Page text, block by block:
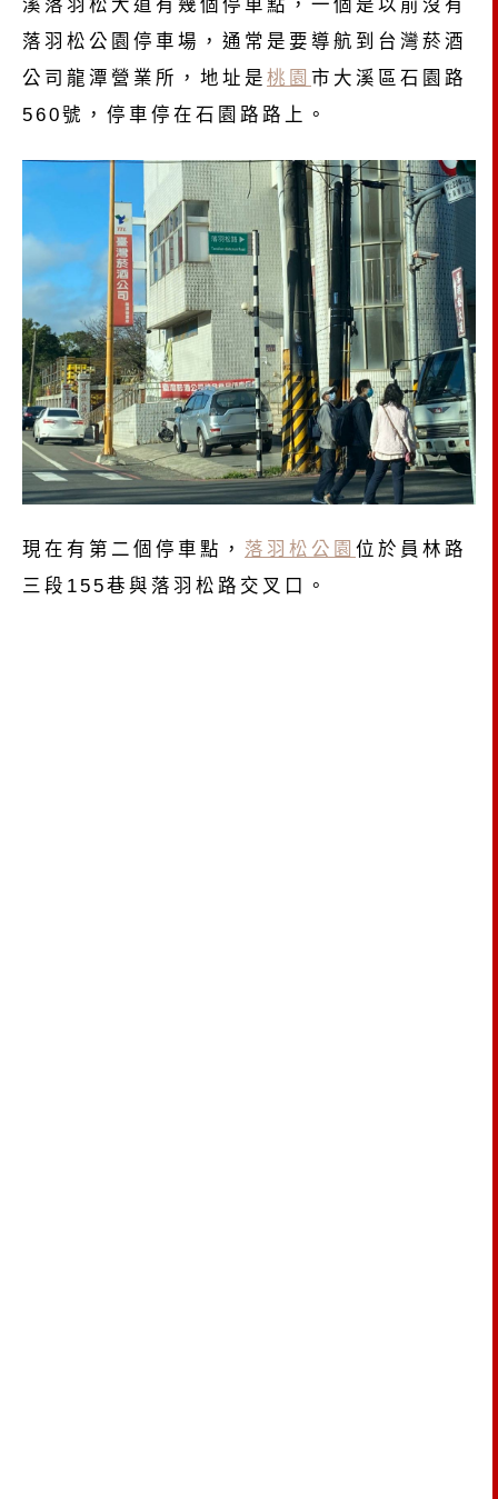
溪落羽松大道有幾個停車點，一個是以前沒有
落羽松公園停車場，通常是要導航到台灣菸酒
公司龍潭營業所，地址是 桃園 市大溪區石園路
560號，停車停在石園路路上。
現在有第二個停車點， 落羽松公園 位於員林路
三段155巷與落羽松路交叉口。